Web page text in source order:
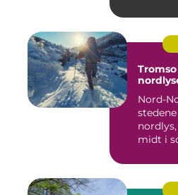
Tromso
Nord-
midt i